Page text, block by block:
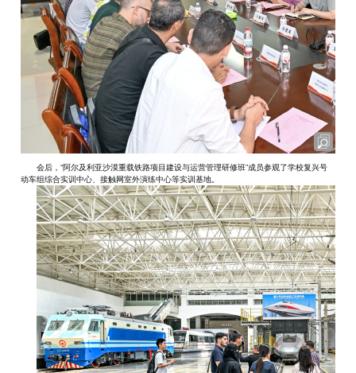
会后，“阿尔及利亚沙漠重载铁路项目建设与运营管理研修班”成员参观了学校复兴号
动车组综合实训中心、接触网室外演练中心等实训基地。